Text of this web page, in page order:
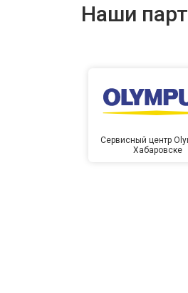
Наши
Сервисный центр
Хабаровске